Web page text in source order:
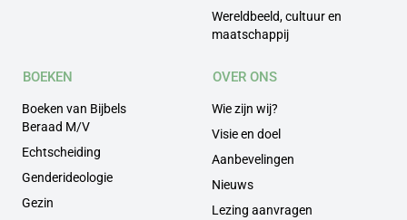
Wereldbeeld, cultuur en
maatschappij
BOEKEN
Boeken van Bijbels
Beraad M/V
Echtscheiding
Genderideologie
Gezin
OVER ONS
Wie zijn wij?
Visie en doel
Aanbevelingen
Nieuws
Lezing aanvragen